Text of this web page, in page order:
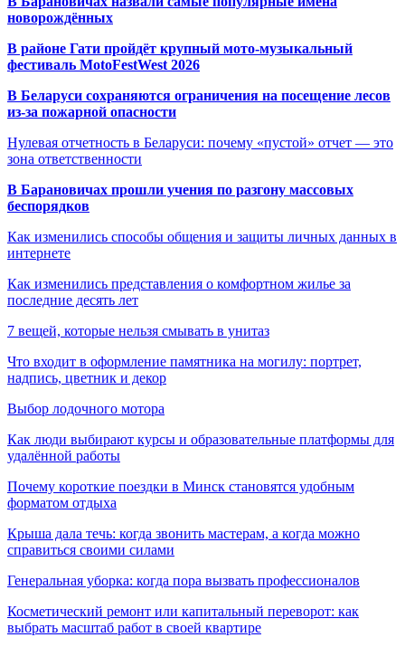
новорождённых
В районе Гати пройдёт крупный мото-музыкальный
фестиваль MotoFestWest 2026
В Беларуси сохраняются ограничения на посещение лесов
из-за пожарной опасности
Нулевая отчетность в Беларуси: почему «пустой» отчет — это
зона ответственности
В Барановичах прошли учения по разгону массовых
беспорядков
Как изменились способы общения и защиты личных данных в
интернете
Как изменились представления о комфортном жилье за
последние десять лет
7 вещей, которые нельзя смывать в унитаз
Что входит в оформление памятника на могилу: портрет,
надпись, цветник и декор
Выбор лодочного мотора
Как люди выбирают курсы и образовательные платформы для
удалённой работы
Почему короткие поездки в Минск становятся удобным
форматом отдыха
Крыша дала течь: когда звонить мастерам, а когда можно
справиться своими силами
Генеральная уборка: когда пора вызвать профессионалов
Косметический ремонт или капитальный переворот: как
выбрать масштаб работ в своей квартире